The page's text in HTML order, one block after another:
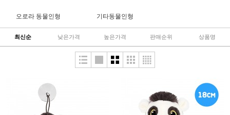
오로라 동물인형 기타동물인형
최신순 낮은가격 높은가격 판매순위 상품명